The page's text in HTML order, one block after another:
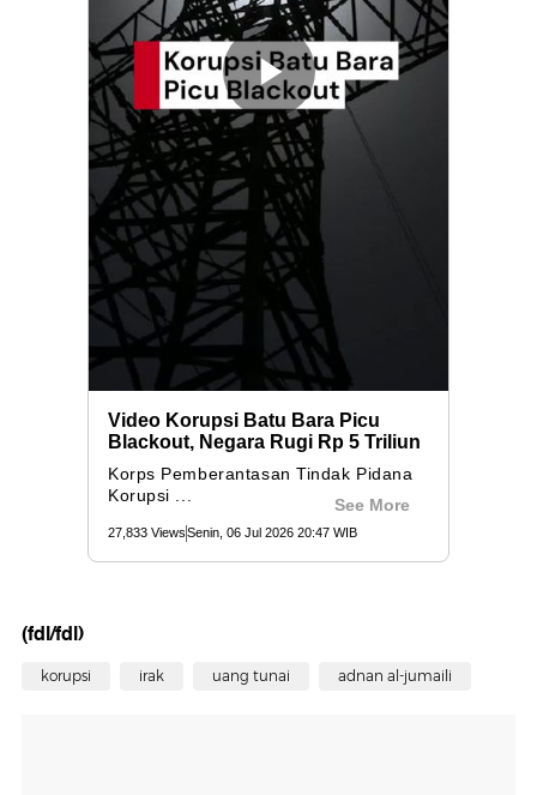
(fdl/fdl)
korupsi irak uang tunai adnan al-jumaili